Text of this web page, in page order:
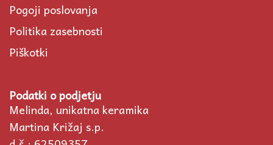
Pogoji poslovanja
Politika zasebnosti
Piškotki
Podatki o podjetju
Melinda, unikatna keramika
Martina Križaj s.p.